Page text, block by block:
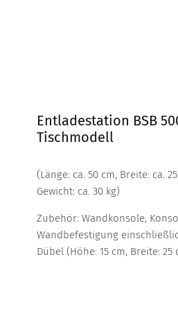
Entladestation BSB
Tischmodell
(Länge: ca. 50 cm, Breite: ca.
Gewicht: ca. 30 kg)
Zubehör: Wandkonsole,
Wandbefestigung
Dübel (Höhe: 15 cm, Breite: 25